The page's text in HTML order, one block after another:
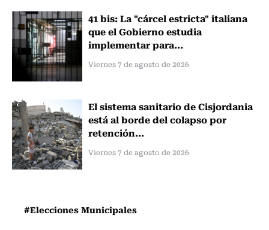
41 bis: La "cárcel estricta" italiana
que el Gobierno estudia
implementar para...
Viernes 7 de agosto de 2026
El sistema sanitario de Cisjordania
está al borde del colapso por
retención...
Viernes 7 de agosto de 2026
#Elecciones Municipales